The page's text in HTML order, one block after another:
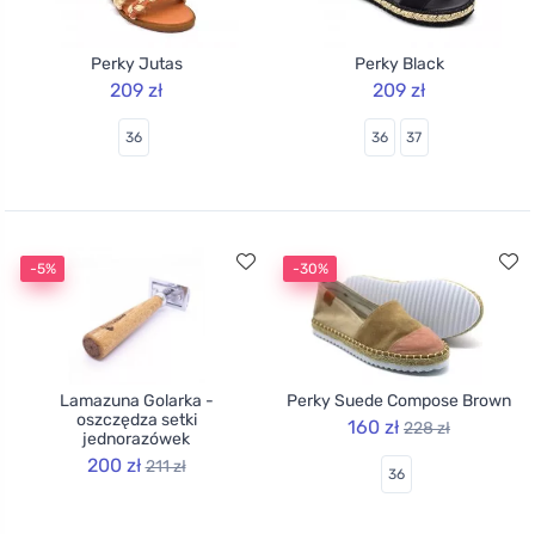
Perky Jutas
209 zł
36
Perky Black
209 zł
36 37
-5%
Lamazuna Golarka -
oszczędza setki
jednorazówek
200 zł 211 zł
-30%
Perky Suede Compose Brown
160 zł 228 zł
36